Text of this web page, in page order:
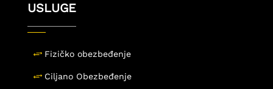
USLUGE
Fizičko obezbeđenje
Ciljano Obezbeđenje